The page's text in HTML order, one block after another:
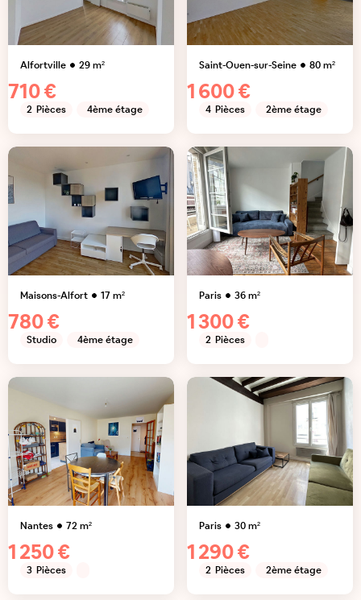
Alfortville 29m²
710 €
2 Pièces 4ème étage
Saint-Ouen-sur-Seine 80m²
1 600 €
4 Pièces 2ème étage
Maisons-Alfort 17m²
780 €
Studio 4ème étage
Paris 36m²
1 300 €
2 Pièces
Nantes 72m²
1 250 €
3 Pièces
Paris 30m²
1 290 €
2 Pièces 2ème étage